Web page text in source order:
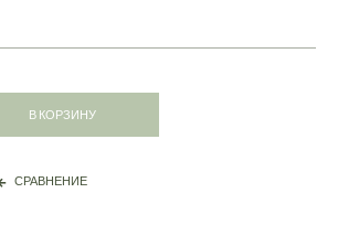
В КОРЗИНУ
СРАВНЕНИЕ